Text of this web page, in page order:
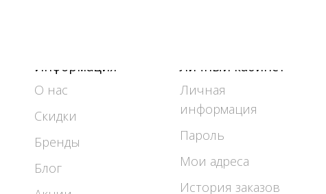
Информация
О нас
Скидки
Бренды
Блог
Личный кабинет
Личная
информация
Пароль
Мои адреса
История заказов